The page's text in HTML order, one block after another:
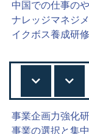
中国での仕事の
ナレッジマネジ
イクボス養成研修
事業企画力強化
事業の選択と集